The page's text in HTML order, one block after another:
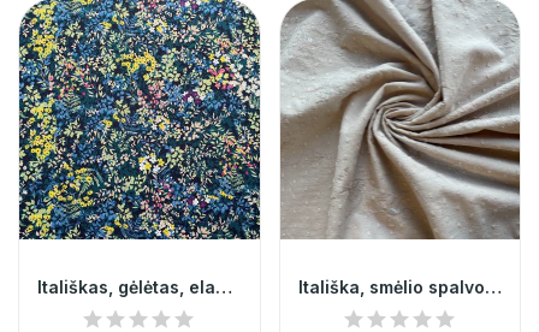
Itališkas, gėlėtas, elastingas šifonas Itališka, smėlio spalvos vasarinė medvilnė su...